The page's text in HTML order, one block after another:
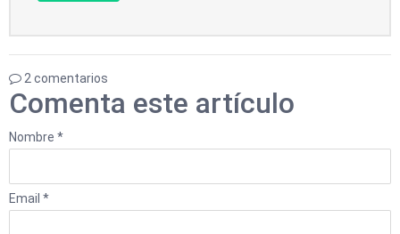
2 comentarios
Comenta este artículo
Nombre *
Email *